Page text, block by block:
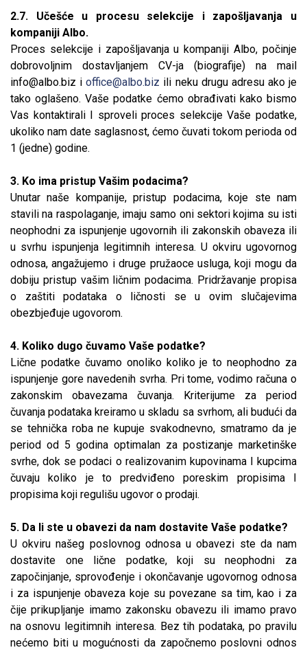
2.7. Učešće u procesu selekcije i zapošljavanja u
kompaniji Albo.
Proces selekcije i zapošljavanja u kompaniji Albo, počinje
dobrovoljnim dostavljanjem CV-ja (biografije) na mail
info@albo.biz ioffice@albo.biz ili neku drugu adresu ako je
tako oglašeno. Vaše podatke ćemo obrađivati kako bismo
Vas kontaktirali I sproveli proces selekcije Vaše podatke,
ukoliko nam date saglasnost, ćemo čuvati tokom perioda od
1 (jedne) godine.
3. Ko ima pristup Vašim podacima?
Unutar naše kompanije, pristup podacima, koje ste nam
stavili na raspolaganje, imaju samo oni sektori kojima su isti
neophodni za ispunjenje ugovornih ili zakonskih obaveza ili
u svrhu ispunjenja legitimnih interesa. U okviru ugovornog
odnosa, angažujemo i druge pružaoce usluga, koji mogu da
dobiju pristup vašim ličnim podacima. Pridržavanje propisa
o zaštiti podataka o ličnosti se u ovim slučajevima
obezbjeđuje ugovorom.
4. Koliko dugo čuvamo Vaše podatke?
Lične podatke čuvamo onoliko koliko je to neophodno za
ispunjenje gore navedenih svrha. Pri tome, vodimo računa o
zakonskim obavezama čuvanja. Kriterijume za period
čuvanja podataka kreiramo u skladu sa svrhom, ali budući da
se tehnička roba ne kupuje svakodnevno, smatramo da je
period od 5 godina optimalan za postizanje marketinške
svrhe, dok se podaci o realizovanim kupovinama I kupcima
čuvaju koliko je to predviđeno poreskim propisima I
propisima koji regulišu ugovor o prodaji.
5. Da li ste u obavezi da nam dostavite Vaše podatke?
U okviru našeg poslovnog odnosa u obavezi ste da nam
dostavite one lične podatke, koji su neophodni za
započinjanje, sprovođenje i okončavanje ugovornog odnosa
i za ispunjenje obaveza koje su povezane sa tim, kao i za
čije prikupljanje imamo zakonsku obavezu ili imamo pravo
na osnovu legitimnih interesa. Bez tih podataka, po pravilu
nećemo biti u mogućnosti da započnemo poslovni odnos